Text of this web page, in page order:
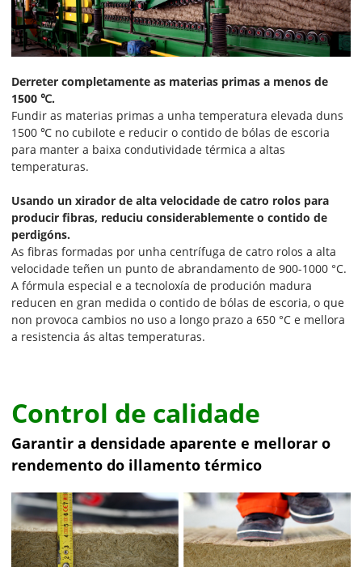
Derreter completamente as materias primas a menos de
1500 ℃.
Fundir as materias primas a unha temperatura elevada duns
1500 ℃ no cubilote e reducir o contido de bólas de escoria
para manter a baixa condutividade térmica a altas
temperaturas.
Usando un xirador de alta velocidade de catro rolos para
producir fibras, reduciu considerablemente o contido de
perdigóns.
As fibras formadas por unha centrífuga de catro rolos a alta
velocidade teñen un punto de abrandamento de 900-1000 °C.
A fórmula especial e a tecnoloxía de produción madura
reducen en gran medida o contido de bólas de escoria, o que
non provoca cambios no uso a longo prazo a 650 °C e mellora
a resistencia ás altas temperaturas.
Control de calidade
Garantir a densidade aparente e mellorar o
rendemento do illamento térmico